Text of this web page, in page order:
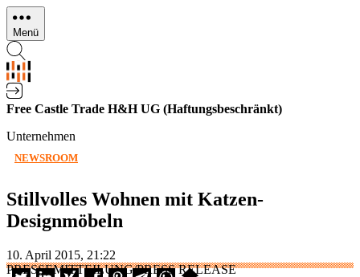
Direkt
zum
Inhalt
Menü
Free Castle Trade H&H UG (Haftungsbeschränkt)
Unternehmen
NEWSROOM
Stillvolles Wohnen mit Katzen-
Designmöbeln
10. April 2015, 21:22
PRESSEMITTEILUNG/PRESS RELEASE